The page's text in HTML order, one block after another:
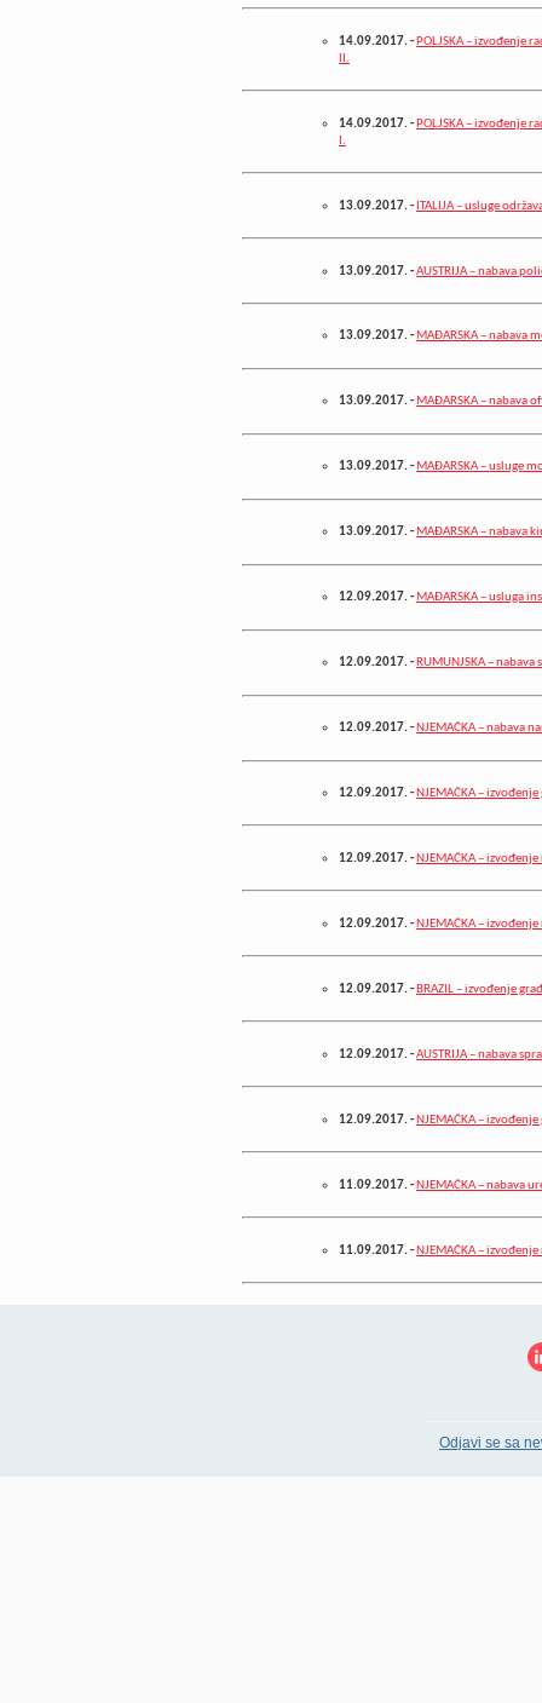
14.09.2017.- POLJSKA – izvođenje
II.
14.09.2017.- POLJSKA – izvođenje
I.
13.09.2017.- ITALIJA – usluge
13.09.2017.-AUSTRIJA – nabava
13.09.2017.-MAĐARSKA – nabava
13.09.2017.-MAĐARSKA – nabava
13.09.2017.-MAĐARSKA – usluge
13.09.2017.-MAĐARSKA – nabava
12.09.2017.-MAĐARSKA – usluga
12.09.2017.- RUMUNJSKA –
12.09.2017.- NJEMAČKA – nabava
12.09.2017.- NJEMAČKA –
12.09.2017.- NJEMAČKA –
12.09.2017.- NJEMAČKA –
12.09.2017.- BRAZIL – izvođenje
12.09.2017.-AUSTRIJA – nabava
12.09.2017.- NJEMAČKA –
11.09.2017.- NJEMAČKA – nabava
11.09.2017.- NJEMAČKA –
Odjavi se sa